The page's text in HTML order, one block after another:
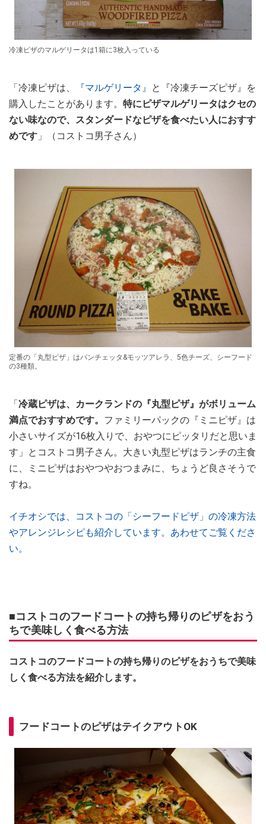
冷凍ピザのマルゲリータは1箱に3枚入っている
「冷凍ピザは、 『マルゲリータ』 と『冷凍チーズピザ』を
購入したことがあります。 特にピザマルゲリータはクセの
ない味なので、スタンダードなピザを食べたい人におすす
めです 」（コストコ男子さん）
定番の「丸型ピザ」はパンチェッタ&モッツアレラ、5色チーズ、シーフード
の3種類。
「冷蔵ピザは、カークランドの『丸型ピザ』がボリューム
満点でおすすめです。 ファミリーパックの『ミニピザ』は
小さいサイズが16枚入りで、おやつにピッタリだと思いま
す」とコストコ男子さん。大きい丸型ピザはランチの主食
に、ミニピザはおやつやおつまみに、ちょうど良さそうで
すね。
イチオシでは、コストコの「シーフードピザ」の冷凍方法
やアレンジレシピも紹介しています。あわせてご覧くださ
い。
■コストコのフードコートの持ち帰りのピザをおう
ちで美味しく食べる方法
コストコのフードコートの持ち帰りのピザをおうちで美味
しく食べる方法を紹介します。
フードコートのピザはテイクアウトOK